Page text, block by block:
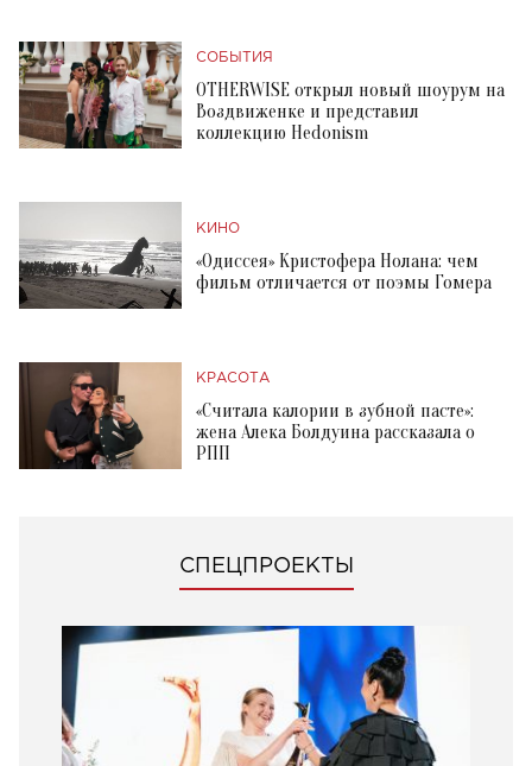
СОБЫТИЯ
OTHERWISE открыл новый шоурум на
Воздвиженке и представил
коллекцию Hedonism
КИНО
«Одиссея» Кристофера Нолана: чем
фильм отличается от поэмы Гомера
КРАСОТА
«Считала калории в зубной пасте»:
жена Алека Болдуина рассказала о
РПП
СПЕЦПРОЕКТЫ